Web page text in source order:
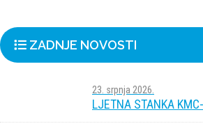
ZADNJE NOVOSTI
23. srpnja 2026.
LJETNA STANKA